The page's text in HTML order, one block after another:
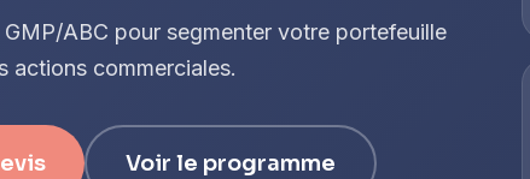
ABC pour segmenter votre portefeuille
actions commerciales.
Voir le programme